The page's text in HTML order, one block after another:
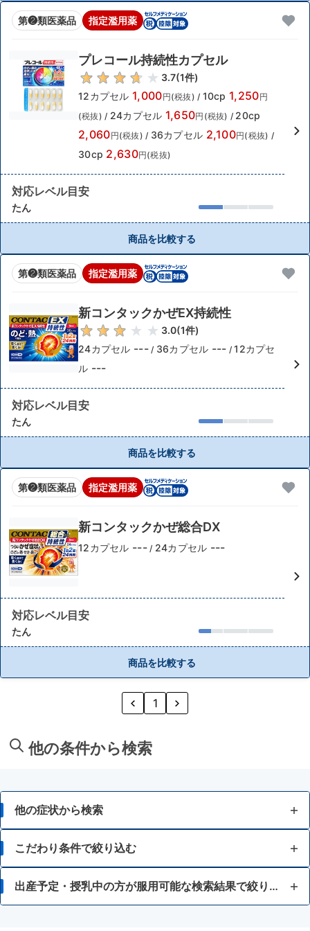
第❷類医薬品 指定濫用薬
プレコール持続性カプセル
3.7(1件)
12カプセル 1,000円(税抜) / 10cp 1,250円
(税抜) / 24カプセル 1,650円(税抜) / 20cp
2,060円(税抜) / 36カプセル 2,100円(税抜) /
30cp 2,630円(税抜)
対応レベル目安
たん
商品を比較する
第❷類医薬品 指定濫用薬
新コンタックかぜEX持続性
3.0(1件)
24カプセル --- / 36カプセル --- / 12カプセ
ル ---
対応レベル目安
たん
商品を比較する
第❷類医薬品 指定濫用薬
新コンタックかぜ総合DX
12カプセル --- / 24カプセル ---
対応レベル目安
たん
商品を比較する
1
他の条件から検索
他の症状から検索
せき
たん
ゼーゼー、ヒューヒュー音の呼吸
こだわり条件で絞り込む
1日1～2回タイプ 出産予定・授乳中の方が服用可能な検索結果で絞り込む